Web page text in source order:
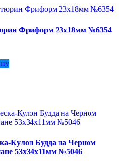
Фриформ 23х18мм №6354
Кулон Будда на Черном
53х34х11мм №5046